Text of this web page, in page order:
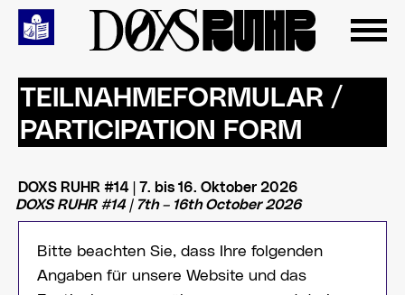
Zum
springen
TEILNAHMEFORMULAR /
PARTICIPATION FORM
DOXS RUHR #14 | 7. bis 16. Oktober 2026
DOXS RUHR #14 | 7th – 16th October 2026
Bitte beachten Sie, dass Ihre folgenden
Angaben für unsere Website und das